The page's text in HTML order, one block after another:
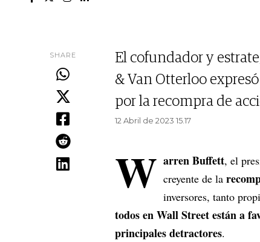
SHARE
El cofundador y
& Van Otterloo
por la recompra de
12 Abril de 2023 15.17
W arren Buffett, el
creyente de la
inversores, tanto
todos en Wall Street están a
principales detractores.